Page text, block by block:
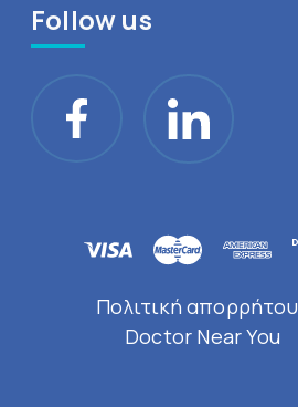
Follow us
Πολιτική απορρήτου
Doctor Near You